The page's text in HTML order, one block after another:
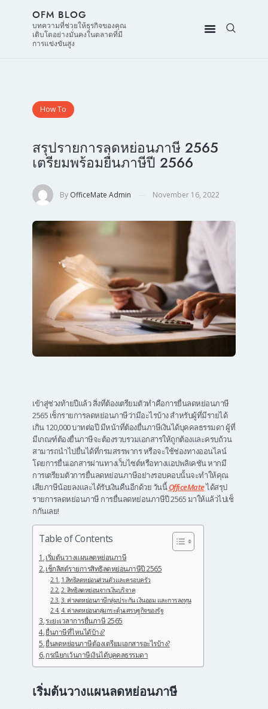
OFM BLOG
บทความที่ช่วยให้ธุรกิจของคุณ
เติบโตอย่างมั่นคงในตลาดที่มี
การแข่งขันสูง
How To
สรุปรายการลดหย่อนภาษี 2565
เตรียมพร้อมยื่นภาษีปี 2566
By OfficeMate Admin November 16, 2022
เข้าสู่ช่วงท้ายปีแล้ว สิ่งที่ต้องเตรียมตัวทำคือการยื่นลดหย่อนภาษี
2565 เช็กรายการลดหย่อนภาษีว่ามีอะไรบ้าง สำหรับผู้ที่มีรายได้
เกิน 120,000 บาทต่อปี มีหน้าที่ต้องยื่นภาษีเงินได้บุคคลธรรมดา ผู้ที่
มีเกณฑ์ต้องยื่นภาษีจะต้องรวบรวมเอกสารให้ถูกต้องและครบถ้วน
สามารถนำไปยื่นได้ที่กรมสรรพากร หรือจะใช้ช่องทางออนไลน์
โดยการยื่นเอกสารผ่านทางเว็บไซต์หรือทางแอปพลิเคชัน หากมี
การเตรียมตัวการยื่นลดหย่อนภาษีอย่างรอบคอบนั้นจะทำให้คุณ
เสียภาษีน้อยลงและได้รับเงินคืนอีกด้วย วันนี้OfficeMateได้สรุป
รายการลดหย่อนภาษี การยื่นลดหย่อนภาษีปี 2565 มาให้แล้วไปเช็
กกันเลย!
Table of Contents
เริ่มต้นวางแผนลดหย่อนภาษี
เช็กลิสต์รายการสิทธิลดหย่อนภาษีปี 2565
1.สิทธิลดหย่อนส่วนตัวและครอบครัว
2. สิทธิลดหย่อนจากเงินบริจาค
3. ค่าลดหย่อนภาษีกลุ่มประกัน เงินออม และการลงทุน
4. ค่าลดหย่อนกลุ่มกระตุ้นเศรษฐกิจของรัฐ
ระยะเวลาการยื่นภาษี 2565
ยื่นภาษีที่ไหนได้บ้าง?
ยื่นลดหย่อนภาษีต้องเตรียมเอกสารอะไรบ้าง?
กรณียกเว้นภาษีเงินได้บุคคลธรรมดา
เริ่มต้นวางแผนลดหย่อนภาษี